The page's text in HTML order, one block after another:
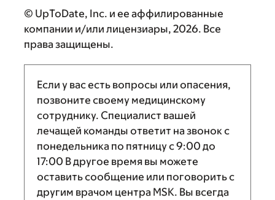
© UpToDate, Inc. и ее аффилированные
компании и/или лицензиары, 2026. Все
права защищены.
Если у вас есть вопросы или опасения,
позвоните своему медицинскому
сотруднику. Специалист вашей
лечащей команды ответит на звонок с
понедельника по пятницу с9:00 до
17:00 В другое время вы можете
оставить сообщение или поговорить с
другим врачом центра MSK. Вы всегда